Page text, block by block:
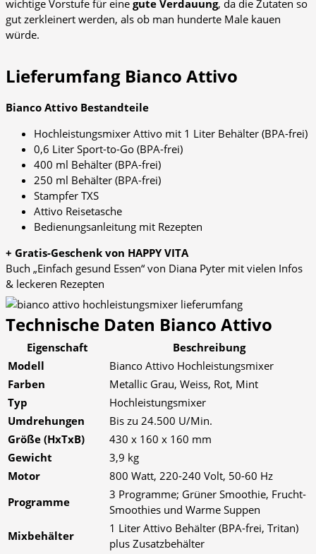
wichtige Vorstufe für eine gute Verdauung, da die Zutaten so
gut zerkleinert werden, als ob man hunderte Male kauen
würde.
Lieferumfang Bianco Attivo
Bianco Attivo Bestandteile
Hochleistungsmixer Attivo mit 1 Liter Behälter (BPA-frei)
0,6 Liter Sport-to-Go (BPA-frei)
400 ml Behälter (BPA-frei)
250 ml Behälter (BPA-frei)
Stampfer TXS
Attivo Reisetasche
Bedienungsanleitung mit Rezepten
+ Gratis-Geschenk von HAPPY VITA
Buch „Einfach gesund Essen“ von Diana Pyter mit vielen Infos
& leckeren Rezepten
Technische Daten Bianco Attivo
Eigenschaft
Beschreibung
Modell
Bianco Attivo Hochleistungsmixer
Farben
Metallic Grau, Weiss, Rot, Mint
Typ
Hochleistungsmixer
Umdrehungen
Bis zu 24.500 U/Min.
Größe (HxTxB)
430 x 160 x 160 mm
Gewicht
3,9 kg
Motor
800 Watt, 220-240 Volt, 50-60 Hz
Programme
3 Programme; Grüner Smoothie, Frucht-
Smoothies und Warme Suppen
Mixbehälter
1 Liter Attivo Behälter (BPA-frei, Tritan)
plus Zusatzbehälter